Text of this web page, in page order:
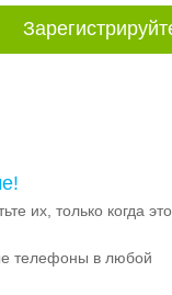
их, только когда это
телефоны в любой